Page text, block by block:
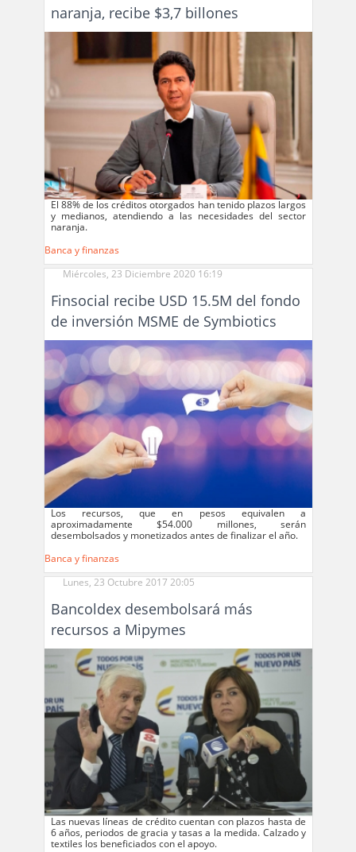
naranja, recibe $3,7 billones
El 88% de los créditos otorgados han tenido plazos largos
y medianos, atendiendo a las necesidades del sector
naranja.
Banca y finanzas
Miércoles, 23 Diciembre 2020 16:19
Finsocial recibe USD 15.5M del fondo
de inversión MSME de Symbiotics
Los recursos, que en pesos equivalen a
aproximadamente $54.000 millones, serán
desembolsados y monetizados antes de finalizar el año.
Banca y finanzas
Lunes, 23 Octubre 2017 20:05
Bancoldex desembolsará más
recursos a Mipymes
Las nuevas líneas de crédito cuentan con plazos hasta de
6 años, periodos de gracia y tasas a la medida. Calzado y
textiles los beneficiados con el apoyo.